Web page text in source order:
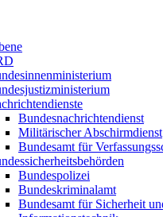
Bundesnachrichtendienst
Militärischer Abschirmdienst
Bundesamt für
Bundespolizei
Bundeskriminalamt
Bundesamt für Sicherheit